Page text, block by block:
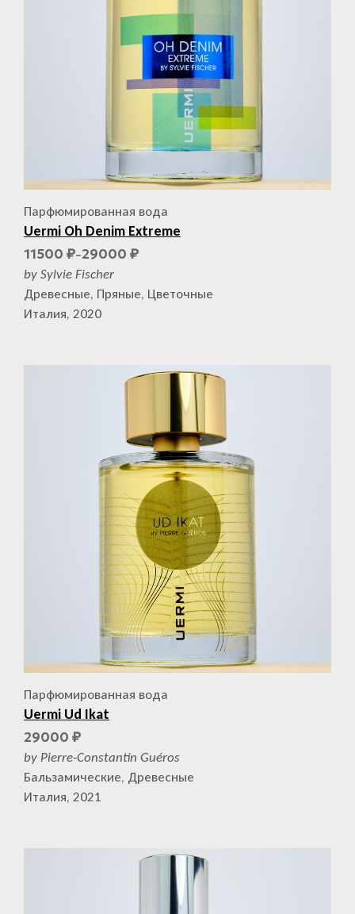
Парфюмированная вода
Uermi Oh Denim Extreme
11500 ₽–29000 ₽
by Sylvie Fischer
Древесные, Пряные, Цветочные
Италия, 2020
Парфюмированная вода
Uermi Ud Ikat
29000 ₽
by Pierre-Constantin Guéros
Бальзамические, Древесные
Италия, 2021